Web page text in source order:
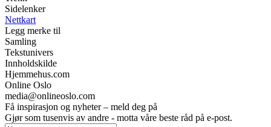
Sidelenker
Nettkart
Legg merke til
Samling
Tekstunivers
Innholdskilde
Hjemmehus.com
Online Oslo
media@onlineoslo.com
Få inspirasjon og nyheter – meld deg på
Gjør som tusenvis av andre - motta våre beste råd på e-post.